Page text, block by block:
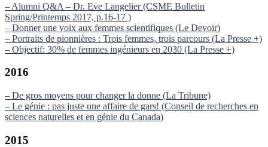
– Alumni Q&A – Dr. Eve Langelier (CSME Bulletin
Spring/Printemps 2017, p.16-17 )
– Donner une voix aux femmes scientifiques (Le Devoir)
– Portraits de pionnières : Trois femmes, trois parcours (La Presse +)
– Objectif: 30% de femmes ingénieurs en 2030 (La Presse +)
2016
– De gros moyens pour changer la donne (La Tribune)
– Le génie : pas juste une affaire de gars! (Conseil de recherches en
sciences naturelles et en génie du Canada)
2015